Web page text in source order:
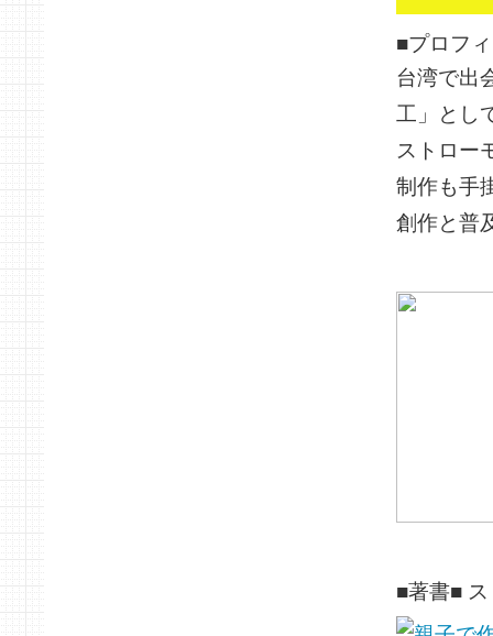
■プロフ
台湾で出
工」とし
ストロー
制作も手
創作と普
■著書■